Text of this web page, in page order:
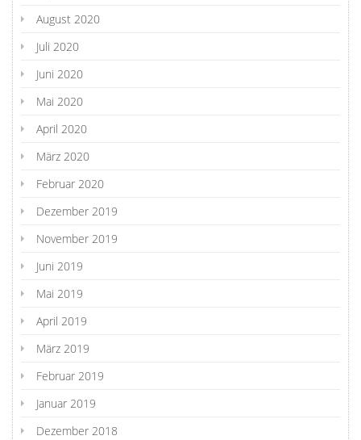
August 2020
Juli 2020
Juni 2020
Mai 2020
April 2020
März 2020
Februar 2020
Dezember 2019
November 2019
Juni 2019
Mai 2019
April 2019
März 2019
Februar 2019
Januar 2019
Dezember 2018